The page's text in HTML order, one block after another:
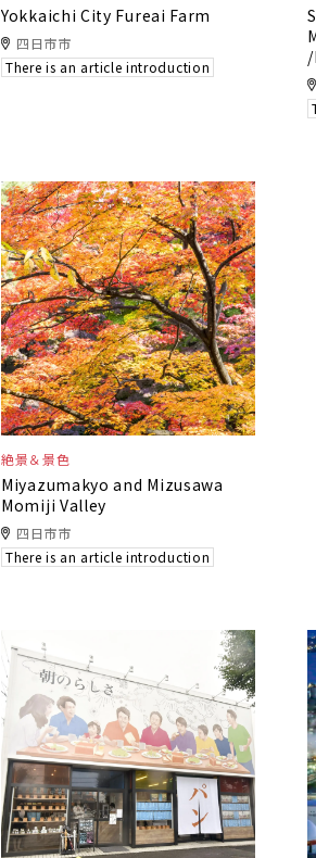
Yokkaichi City Fureai Farm
四日市市
There is an article introduction
絶景＆景色
Miyazumakyo and Mizusawa
Momiji Valley
四日市市
There is an article introduction